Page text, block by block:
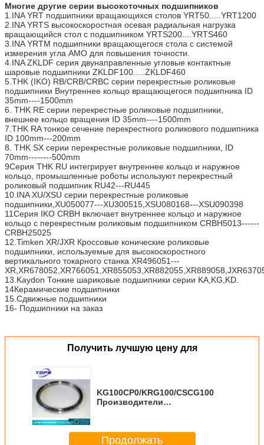
Многие другие серии высокоточных подшипников
1.INA YRT подшипники вращающихся столов YRT50.....YRT1200
2.INA YRTS высокоскоростная осевая радиальная нагрузка
вращающийся стол с подшипником YRTS200....YRTS460
3.INA YRTM подшипники вращающегося стола с системой
измерения угла AMO для повышения точности.
4.INA ZKLDF серия двунаправленные угловые контактные
шаровые подшипники ZKLDF100.....ZKLDF460
5.THK (IKO) RB/CRB/CRBC серии перекрестные роликовые
подшипники Внутреннее кольцо вращающегося подшипника ID
35mm----1500mm
6. THK RE серии перекрестные роликовые подшипники,
внешнее кольцо вращения ID 35mm----1500mm
7.THK RA тонкое сечение перекрестного роликового подшипника
ID 100mm---200mm
8. THK SX серии перекрестные роликовые подшипники, ID
70mm--------500mm
9Серия THK RU интегрирует внутреннее кольцо и наружное
кольцо, промышленные роботы используют перекрестный
роликовый подшипник RU42---RU445
10.INA XU/XSU серии перекрестные роликовые
подшипники,XU050077---XU300515,XSU080168---XSU090398
11Серия IKO CRBH включает внутреннее кольцо и наружное
кольцо с перекрестным роликовым подшипником CRBH5013------
CRBH25025
12.Timken XR/JXR Кроссовые конические роликовые
подшипники, используемые для высокоскоростного
вертикального токарного станка XR496051---
13.Kaydon Тонкие шариковые подшипники серии KA,KG,KD.
14Керамические подшипники
15.Сдвижные подшипники
16- Подшипники на заказ
Получить лучшую цену для
KG100CP0/KRG100/CSCG100
Производители
перекрещенными роликами
Продолжать